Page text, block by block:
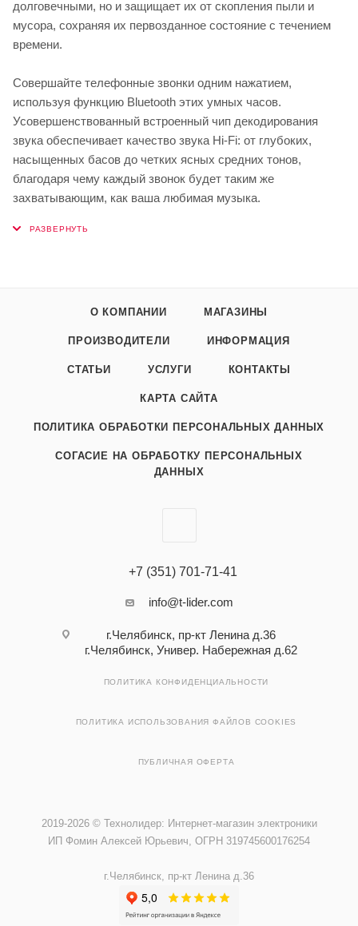
долговечными, но и защищает их от скопления пыли и
мусора, сохраняя их первозданное состояние с течением
времени.
Совершайте телефонные звонки одним нажатием,
используя функцию Bluetooth этих умных часов.
Усовершенствованный встроенный чип декодирования
звука обеспечивает качество звука Hi-Fi: от глубоких,
насыщенных басов до четких ясных средних тонов,
благодаря чему каждый звонок будет таким же
захватывающим, как ваша любимая музыка.
О КОМПАНИИ МАГАЗИНЫ
ПРОИЗВОДИТЕЛИ ИНФОРМАЦИЯ
СТАТЬИ УСЛУГИ КОНТАКТЫ
КАРТА САЙТА
ПОЛИТИКА ОБРАБОТКИ ПЕРСОНАЛЬНЫХ ДАННЫХ
СОГАСИЕ НА ОБРАБОТКУ ПЕРСОНАЛЬНЫХ
ДАННЫХ
+7 (351) 701-71-41
info@t-lider.com
г.Челябинск, пр-кт Ленина д.36
г.Челябинск, Универ. Набережная д.62
ПОЛИТИКА КОНФИДЕНЦИАЛЬНОСТИ
ПОЛИТИКА ИСПОЛЬЗОВАНИЯ ФАЙЛОВ COOKIES
ПУБЛИЧНАЯ ОФЕРТА
2019-2026 © Технолидер: Интернет-магазин электроники
ИП Фомин Алексей Юрьевич, ОГРН 319745600176254
г.Челябинск, пр-кт Ленина д.36